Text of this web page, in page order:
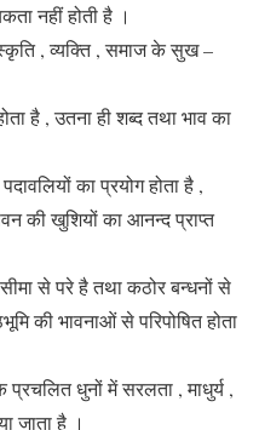
नहीं होती है ।
, व्यक्ति , समाज के सुख –
है , उतना ही शब्द तथा भाव का
का प्रयोग होता है ,
की खुशियों का आनन्द प्राप्त
से परे है तथा कठोर बन्धनों से
की भावनाओं से परिपोषित होता
धुनों में सरलता , माधुर्य ,
जाता है ।